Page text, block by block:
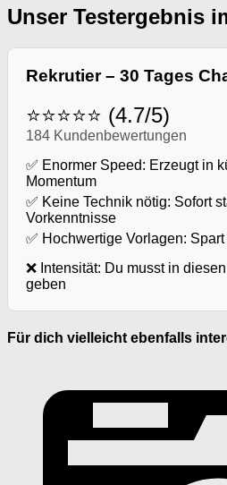
Unser Testergebnis
Rekrutier – 30 Tages
⭐⭐⭐⭐⭐ (4.7/5)
184 Kundenbewertungen
✅ Enormer Speed: Erzeugt in
Momentum
✅ Keine Technik nötig: Sofort
Vorkenntnisse
✅ Hochwertige Vorlagen:
❌ Intensität: Du musst in
geben
Für dich vielleicht ebenfalls